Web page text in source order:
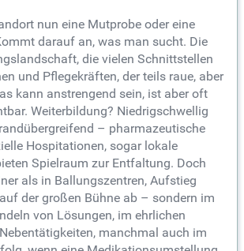
nun eine Mutprobe oder eine
darauf an, was man sucht. Die
die vielen Schnittstellen
und Pflegekräften, der teils raue, aber
kann anstrengend sein, ist aber oft
Weiterbildung? Niedrigschwellig
– pharmazeutische
Hospitationen, sogar lokale
Spielraum zur Entfaltung. Doch
als in Ballungszentren, Aufstieg
der großen Bühne ab – sondern im
von Lösungen, im ehrlichen
manchmal auch im